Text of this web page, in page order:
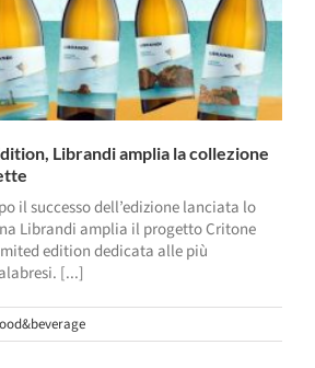
Librandi amplia la collezione
il successo dell’edizione lanciata lo
Librandi amplia il progetto Critone
edition dedicata alle più
[...]